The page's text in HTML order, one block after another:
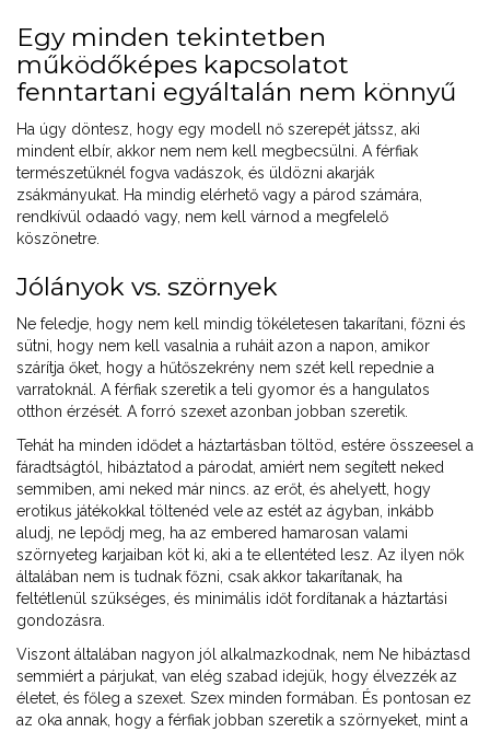
Egy minden tekintetben
működőképes kapcsolatot
fenntartani egyáltalán nem könnyű
Ha úgy döntesz, hogy egy modell nő szerepét játssz, aki
mindent elbír, akkor nem nem kell megbecsülni. A férfiak
természetüknél fogva vadászok, és üldözni akarják
zsákmányukat. Ha mindig elérhető vagy a párod számára,
rendkívül odaadó vagy, nem kell várnod a megfelelő
köszönetre.
Jólányok vs. szörnyek
Ne feledje, hogy nem kell mindig tökéletesen takarítani, főzni és
sütni, hogy nem kell vasalnia a ruháit azon a napon, amikor
szárítja őket, hogy a hűtőszekrény nem szét kell repednie a
varratoknál. A férfiak szeretik a teli gyomor és a hangulatos
otthon érzését. A forró szexet azonban jobban szeretik.
Tehát ha minden idődet a háztartásban töltöd, estére összeesel a
fáradtságtól, hibáztatod a párodat, amiért nem segített neked
semmiben, ami neked már nincs. az erőt, és ahelyett, hogy
erotikus játékokkal töltenéd vele az estét az ágyban, inkább
aludj, ne lepődj meg, ha az embered hamarosan valami
szörnyeteg karjaiban köt ki, aki a te ellentéted lesz. Az ilyen nők
általában nem is tudnak főzni, csak akkor takarítanak, ha
feltétlenül szükséges, és minimális időt fordítanak a háztartási
gondozásra.
Viszont általában nagyon jól alkalmazkodnak, nem Ne hibáztasd
semmiért a párjukat, van elég szabad idejük, hogy élvezzék az
életet, és főleg a szexet. Szex minden formában. És pontosan ez
az oka annak, hogy a férfiak jobban szeretik a szörnyeket, mint a